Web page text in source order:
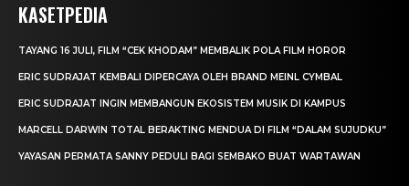
KASETPEDIA
TAYANG 16 JULI, FILM “CEK KHODAM” MEMBALIK POLA FILM HOROR
ERIC SUDRAJAT KEMBALI DIPERCAYA OLEH BRAND MEINL CYMBAL
ERIC SUDRAJAT INGIN MEMBANGUN EKOSISTEM MUSIK DI KAMPUS
MARCELL DARWIN TOTAL BERAKTING MENDUA DI FILM “DALAM SUJUDKU”
YAYASAN PERMATA SANNY PEDULI BAGI SEMBAKO BUAT WARTAWAN